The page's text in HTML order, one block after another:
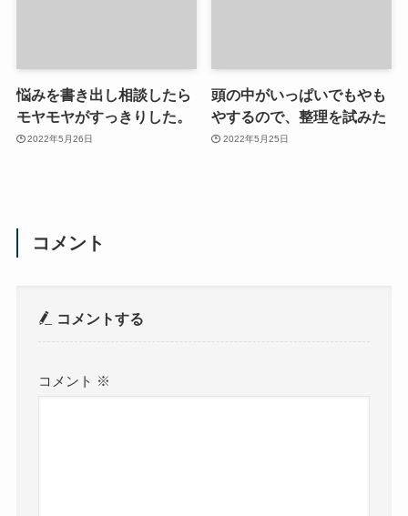
悩みを書き出し相談したら
モヤモヤがすっきりした。
2022年5月26日
頭の中がいっぱいでもやも
やするので、整理を試みた
2022年5月25日
コメント
コメントする
コメント ※